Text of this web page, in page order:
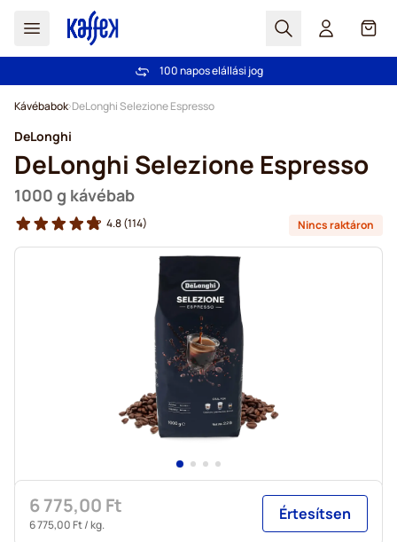
Search Cart
Ingyenes szállítás 20 000 Ft-tól
100 napos elállási jog
Kávébabok DeLonghi Selezione Espresso
DeLonghi
DeLonghi Selezione Espresso
1000 g kávébab
4.8(114) Nincs raktáron
6 775,00 Ft
6 775,00 Ft/ kg.
Értesítsen